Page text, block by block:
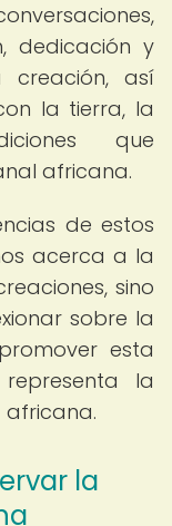
dedicación y
así
la tierra, la
que
africana.
de estos
acerca a la
sino
sobre la
esta
la
africana.
la